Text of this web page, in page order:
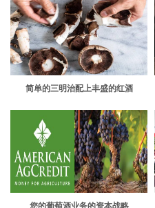
简单的三明治配上丰盛的红酒